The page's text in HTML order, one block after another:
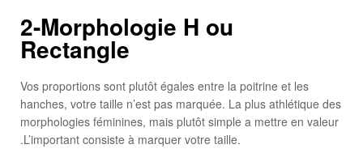
2-Morphologie H ou
Rectangle
Vos proportions sont plutôt égales entre la poitrine et les
hanches, votre taille n’est pas marquée. La plus athlétique des
morphologies féminines, mais plutôt simple a mettre en valeur
.L’important consiste à marquer votre taille.